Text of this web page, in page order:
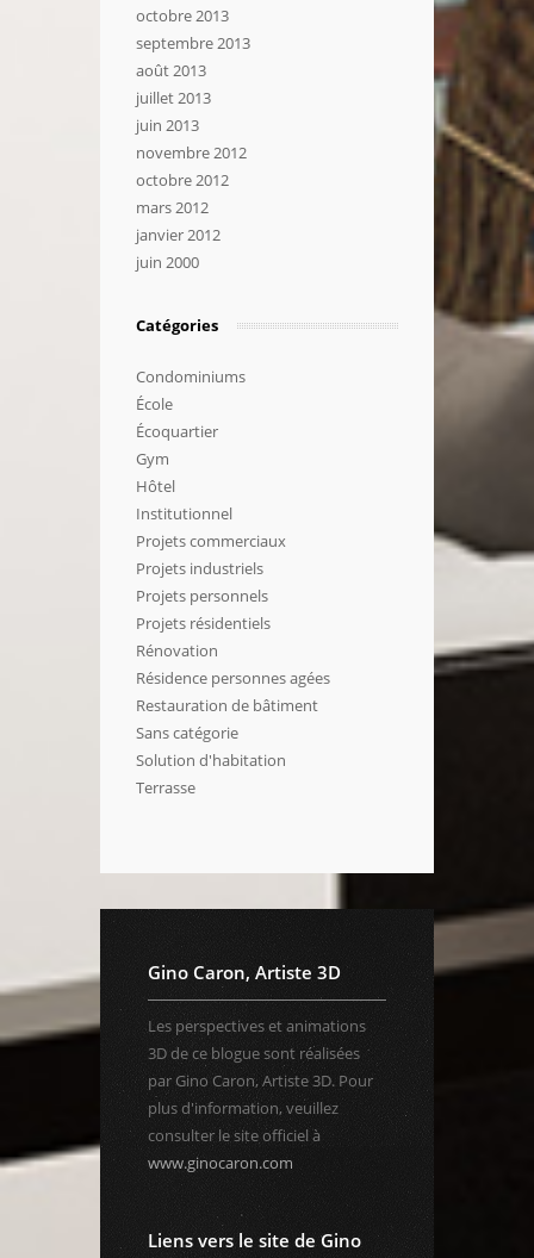
octobre 2013
septembre 2013
août 2013
juillet 2013
juin 2013
novembre 2012
octobre 2012
mars 2012
janvier 2012
juin 2000
Catégories
Condominiums
École
Écoquartier
Gym
Hôtel
Institutionnel
Projets commerciaux
Projets industriels
Projets personnels
Projets résidentiels
Rénovation
Résidence personnes agées
Restauration de bâtiment
Sans catégorie
Solution d'habitation
Terrasse
Gino Caron, Artiste 3D
Les perspectives et animations
3D de ce blogue sont réalisées
par Gino Caron, Artiste 3D. Pour
plus d'information, veuillez
consulter le site officiel à
www.ginocaron.com
Liens vers le site de Gino